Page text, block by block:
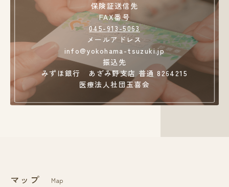
保険証送信先
FAX番号
045-913-5063
メールアドレス
info@yokohama-tsuzuki.jp
振込先
みずほ銀行 あざみ野支店 普通 8264215
医療法人社団玉喜会
マップ Map